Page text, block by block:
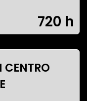
720 h
CENTRO